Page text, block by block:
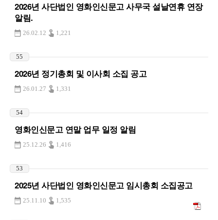
2026년 사단법인 영화인신문고 사무국 설날연휴 연장
알림.
26.02.12 1,221
55
2026년 정기총회 및 이사회 소집 공고
26.01.27 1,331
54
영화인신문고 연말 업무 일정 알림
25.12.26 1,416
53
2025년 사단법인 영화인신문고 임시총회 소집공고
25.11.10 1,535